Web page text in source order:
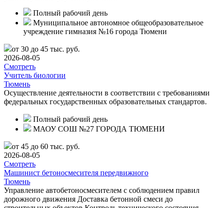
Полный рабочий день
Муниципальное автономное общеобразовательное
учреждение гимназия №16 города Тюмени
от 30 до 45 тыс. руб.
2026-08-05
Смотреть
Учитель биологии
Тюмень
Осуществление деятельности в соответствии с требованиями
федеральных государственных образовательных стандартов.
Полный рабочий день
МАОУ СОШ №27 ГОРОДА ТЮМЕНИ
от 45 до 60 тыс. руб.
2026-08-05
Смотреть
Машинист бетоносмесителя передвижного
Тюмень
Управление автобетоносмесителем с соблюдением правил
дорожного движения Доставка бетонной смеси до